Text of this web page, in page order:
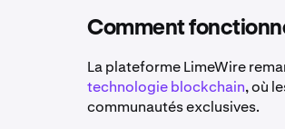
Comment
La plateforme LimeWire
technologie blockchain, où
communautés exclusives.